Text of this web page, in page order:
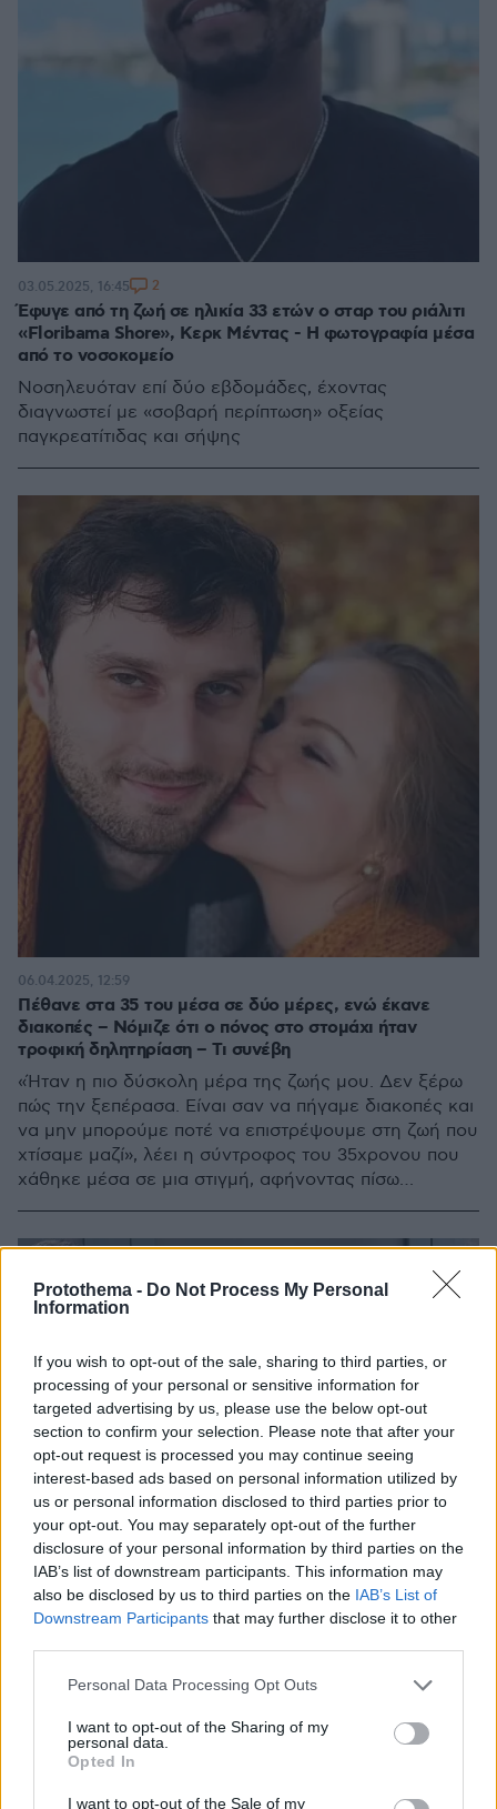
Protothema - Do Not Process My Personal
Information
If you wish to opt-out of the sale, sharing to third parties, or
processing of your personal or sensitive information for
targeted advertising by us, please use the below opt-out
section to confirm your selection. Please note that after your
opt-out request is processed you may continue seeing
interest-based ads based on personal information utilized by
us or personal information disclosed to third parties prior to
your opt-out. You may separately opt-out of the further
disclosure of your personal information by third parties on the
IAB’s list of downstream participants. This information may
also be disclosed by us to third parties on the IAB’s List of
Downstream Participants that may further disclose it to other
Please note that this website/app uses one or more Google
not limited to your visit or usage behaviour. You may click to
grant or deny consent to Google and its third-party tags to
use your data for below specified purposes in below Google
consent section.
Personal Data Processing Opt Outs
I want to opt-out of the Sharing of my
personal data.
Opted In
I want to opt-out of the Sale of my
Έφυγε από τη ζωή σε ηλικία 33 ετών ο σταρ του ριάλιτι
«Floribama Shore», Κερκ Μέντας - Η φωτογραφία μέσα
από το νοσοκομείο
Νοσηλευόταν επί δύο εβδομάδες, έχοντας
διαγνωστεί με «σοβαρή περίπτωση» οξείας
παγκρεατίτιδας και σήψης
03.05.2025, 16:45 2
Πέθανε στα 35 του μέσα σε δύο μέρες, ενώ έκανε
διακοπές – Νόμιζε ότι ο πόνος στο στομάχι ήταν
τροφική δηλητηρίαση – Τι συνέβη
«Ήταν η πιο δύσκολη μέρα της ζωής μου. Δεν ξέρω
πώς την ξεπέρασα. Είναι σαν να πήγαμε διακοπές και
να μην μπορούμε ποτέ να επιστρέψουμε στη ζωή που
χτίσαμε μαζί», λέει η σύντροφος του 35χρονου που
χάθηκε μέσα σε μια στιγμή, αφήνοντας πίσω
06.04.2025, 12:59
Πέτρες στη χολή: Ποιοι ασθενείς απειλούνται με
παγκρεατίτιδα – Πώς θα αποφύγουμε τον κίνδυνο
Αρκετοί άνθρωποι μπορεί να έχουν χολολιθίαση αλλά
31.08.2023, 20:06